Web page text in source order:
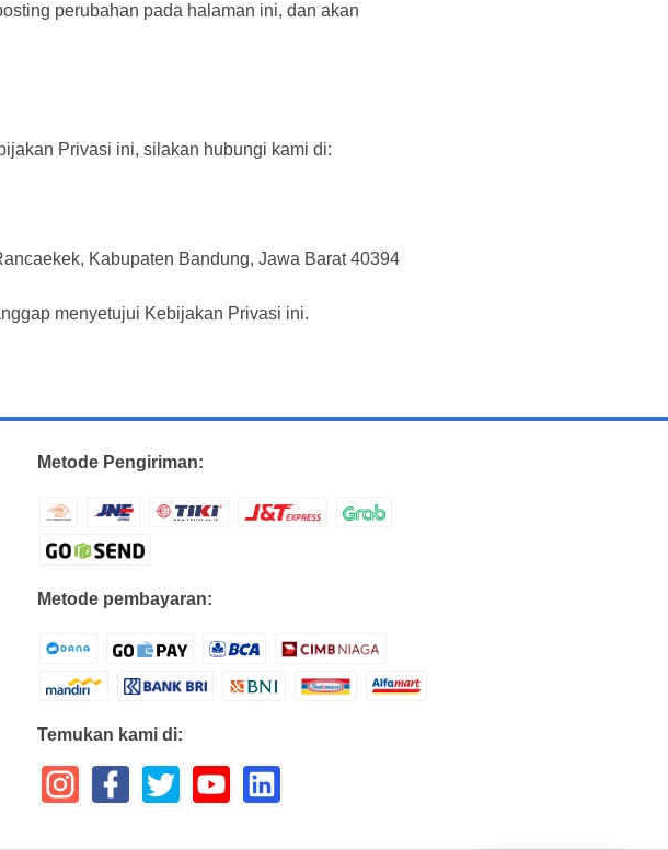
perubahan pada halaman ini, dan akan
Privasi ini, silakan hubungi kami di:
Kabupaten Bandung, Jawa Barat 40394
menyetujui Kebijakan Privasi ini.
Metode Pengiriman:
Metode pembayaran:
Temukan kami di: